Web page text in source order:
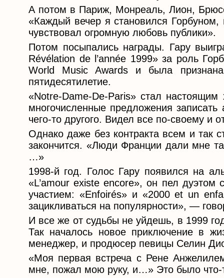
А потом в Париж, Монреаль, Лион,
«Каждый вечер я становился
чувствовал огромную любовь публики».
Потом посыпались награды. Гару
Révélation de l’année 1999» за роль
World Music Awards и была
пятидесятилетие.
«Notre-Dame-De-Paris» стал
многочисленные предложения
чего-то другого. Видел все по-своему и
Однако даже без контракта всем и так
закончится. «Люди Франции дали мне
…»
1998-й год. Голос Гару появился на
«L’amour existe encore», он пел
участием: «Enfoirés» и «2000 et un
зацикливаться на популярности», —
И все же от судьбы не уйдешь, в 1999
Так началось новое приключение в
менеджер, и продюсер певицы Селин
«Моя первая встреча с Рене
мне, пожал мою руку, и…» Это было что-